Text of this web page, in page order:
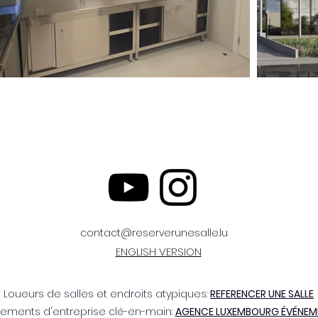
contact@reserverunesalle.lu
ENGLISH VERSION
Loueurs de salles et endroits atypiques: REFERENCER UNE SALLE
d'entreprise clé-en-main: AGENCE LUXEMBOURG